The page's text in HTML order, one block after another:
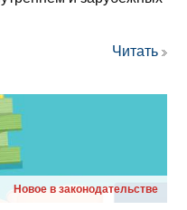
Читать
Новое в законодательстве